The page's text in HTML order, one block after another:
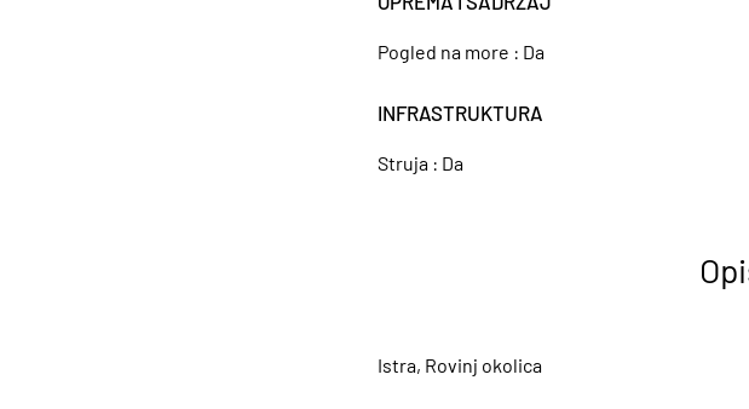
Pogled na more : Da
INFRASTRUKTURA
Struja : Da
Istra, Rovinj okolica